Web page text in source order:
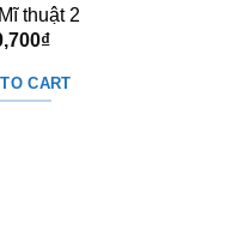
thuật 2
₫
CART